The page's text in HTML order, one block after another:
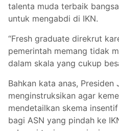
talenta muda terbaik
untuk mengabdi di IKN.
“Fresh graduate direkrut
pemerintah memang tidak
dalam skala yang cukup
Bahkan kata anas, Presiden
menginstruksikan agar
mendetailkan skema
bagi ASN yang pindah ke